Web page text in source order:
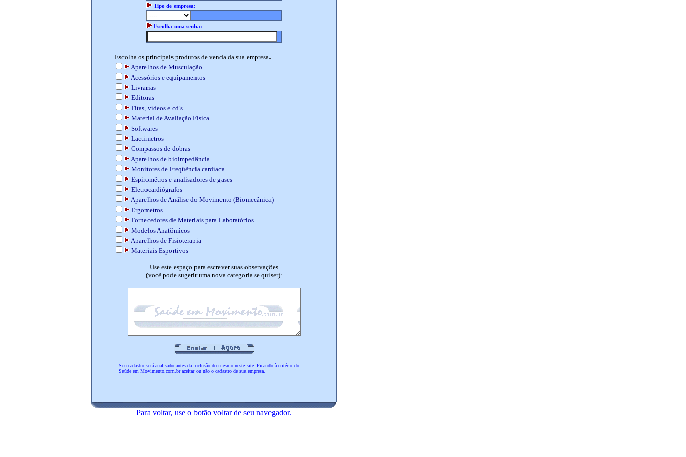
Tipo de empresa:
Escolha uma senha:
Escolha os principais produtos de venda da sua empresa.
Aparelhos de Musculação
Acessórios e equipamentos
Livrarias
Editoras
Fitas, vídeos e cd’s
Material de Avaliação Física
Softwares
Lactimetros
Compassos de dobras
Aparelhos de bioimpedância
Monitores de Freqüência cardíaca
Espiromêtros e analisadores de gases
Eletrocardiógrafos
Aparelhos de Análise do Movimento (Biomecânica)
Ergometros
Fornecedores de Materiais para Laboratórios
Modelos Anatômicos
Aparelhos de Fisioterapia
Materiais Esportivos
Use este espaço para escrever suas observações
(você pode sugerir uma nova categoria se quiser):
Seu cadastro será analisado antes da inclusão do mesmo neste site. Ficando à critério do
Saúde em Movimento.com.br aceitar ou não o cadastro de sua empresa.
Para voltar, use o botão voltar de seu navegador.